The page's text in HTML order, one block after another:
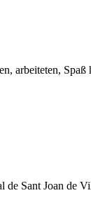
arbeiteten,
de Sant Joan de